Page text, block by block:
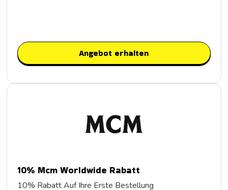
Angebot erhalten
10% Mcm Worldwide Rabatt
10% Rabatt Auf Ihre Erste Bestellung